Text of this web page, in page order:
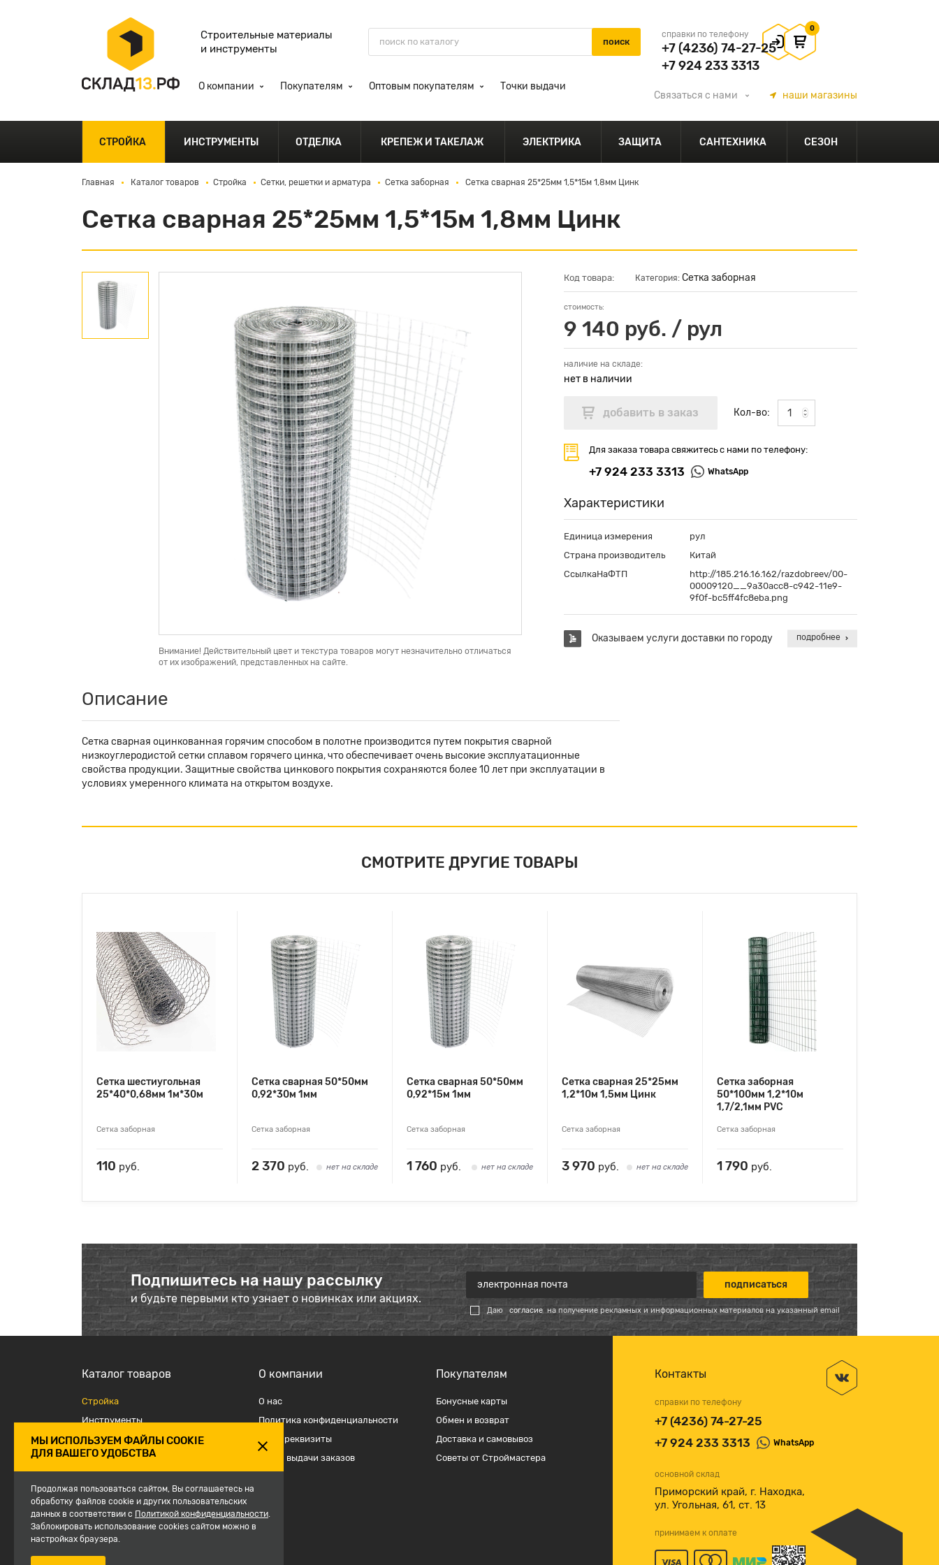
Строительные материалы
и инструменты
справки по телефону
+7 (4236) 74-27-25
+7 924 233 3313
0
О компании Покупателям Оптовым покупателям Точки выдачи
Связаться с нами наши магазины
СТРОЙКА ИНСТРУМЕНТЫ ОТДЕЛКА КРЕПЕЖ И ТАКЕЛАЖ ЭЛЕКТРИКА ЗАЩИТА САНТЕХНИКА СЕЗОН
Главная Каталог товаров Стройка Сетки, решетки и арматура Сетка заборная Сетка сварная 25*25мм 1,5*15м 1,8мм Цинк
Сетка сварная 25*25мм 1,5*15м 1,8мм Цинк
Внимание! Действительный цвет и текстура товаров могут незначительно отличаться
от их изображений, представленных на сайте.
Код товара: Категория: Сетка заборная
стоимость:
9 140 руб. / рул
наличие на складе:
нет в наличии
Кол-во:
Для заказа товара свяжитесь с нами по телефону:
+7 924 233 3313 WhatsApp
Характеристики
Единица измерения
рул
Страна производитель
Китай
СсылкаНаФТП
http://185.216.16.162/razdobreev/00-
00009120__9a30acc8-c942-11e9-
9f0f-bc5ff4fc8eba.png
Оказываем услуги доставки по городу подробнее
Описание
Сетка сварная оцинкованная горячим способом в полотне производится путем покрытия сварной
низкоуглеродистой сетки сплавом горячего цинка, что обеспечивает очень высокие эксплуатационные
свойства продукции. Защитные свойства цинкового покрытия сохраняются более 10 лет при эксплуатации в
условиях умеренного климата на открытом воздухе.
СМОТРИТЕ ДРУГИЕ ТОВАРЫ
Сетка шестиугольная
25*40*0,68мм 1м*30м
Сетка заборная
110 руб.
Сетка сварная 50*50мм
0,92*30м 1мм
Сетка заборная
2 370 руб. нет на складе
Сетка сварная 50*50мм
0,92*15м 1мм
Сетка заборная
1 760 руб. нет на складе
Сетка сварная 25*25мм
1,2*10м 1,5мм Цинк
Сетка заборная
3 970 руб. нет на складе
Сетка заборная
50*100мм 1,2*10м
1,7/2,1мм PVC
Сетка заборная
1 790 руб.
Подпишитесь на нашу рассылку
и будьте первыми кто узнает о новинках или акциях.
Даю согласие на получение рекламных и информационных материалов на указанный email
Контакты
справки по телефону
+7 (4236) 74-27-25
+7 924 233 3313
WhatsApp
основной склад
Приморский край, г. Находка,
ул. Угольная, 61, ст. 13
принимаем к оплате
Каталог товаров
Стройка
Инструменты
Отделка
Крепеж и такелаж
Средства защиты, спецодежда
Сантехника
Сезон
О компании
О наc
Политика конфиденциальности
Наши реквизиты
Точки выдачи заказов
Покупателям
Бонусные карты
Обмен и возврат
Доставка и самовывоз
Советы от Строймастера
МЫ ИСПОЛЬЗУЕМ ФАЙЛЫ COOKIE
ДЛЯ ВАШЕГО УДОБСТВА
Продолжая пользоваться сайтом, Вы соглашаетесь на
обработку файлов cookie и других пользовательских
данных в соответствии с Политикой конфиденциальности.
Заблокировать использование cookies сайтом можно в
настройках браузера.